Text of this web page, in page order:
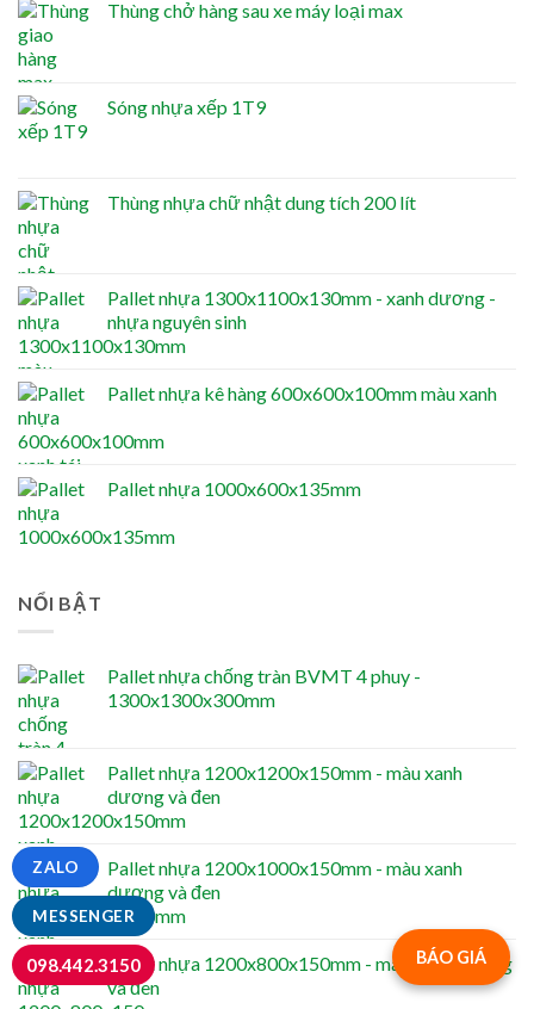
Thùng chở hàng sau xe máy loại max
Sóng nhựa xếp 1T9
Thùng nhựa chữ nhật dung tích 200 lít
Pallet nhựa 1300x1100x130mm - xanh dương -
nhựa nguyên sinh
Pallet nhựa kê hàng 600x600x100mm màu xanh
Pallet nhựa 1000x600x135mm
NỔI BẬT
Pallet nhựa chống tràn BVMT 4 phuy -
1300x1300x300mm
Pallet nhựa 1200x1200x150mm - màu xanh
dương và đen
Pallet nhựa 1200x1000x150mm - màu xanh
dương và đen
Pallet nhựa 1200x800x150mm - màu xanh dương
và đen
BÁO GIÁ
MESSENGER
ZALO
098.442.3150